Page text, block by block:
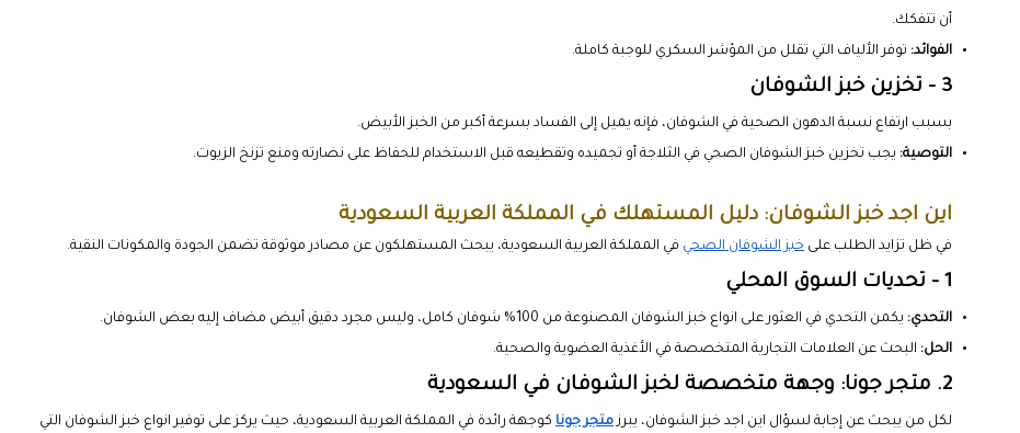
أن تتفكك.
الفوائد: توفر الألياف التي تقلل من المؤشر السكري للوجبة كاملة.
3 - تخزين خبز الشوفان
بسبب ارتفاع نسبة الدهون الصحية في الشوفان، فإنه يميل إلى الفساد بسرعة أكبر من الخبز الأبيض.
التوصية: يجب تخزين خبز الشوفان الصحي في الثلاجة أو تجميده وتقطيعه قبل الاستخدام للحفاظ على نضارته ومنع تزنخ الزيوت.
اين اجد خبز الشوفان: دليل المستهلك في المملكة العربية السعودية
في ظل تزايد الطلب على خبز الشوفان الصحي في المملكة العربية السعودية، يبحث المستهلكون عن مصادر موثوقة تضمن الجودة والمكونات النقية.
1 - تحديات السوق المحلي
التحدي: يكمن التحدي في العثور على انواع خبز الشوفان المصنوعة من 100% شوفان كامل، وليس مجرد دقيق أبيض مضاف إليه بعض الشوفان.
الحل: البحث عن العلامات التجارية المتخصصة في الأغذية العضوية والصحية.
2. متجر جونا: وجهة متخصصة لخبز الشوفان في السعودية
لكل من يبحث عن إجابة لسؤال اين اجد خبز الشوفان، يبرز متجر جونا كوجهة رائدة في المملكة العربية السعودية، حيث يركز على توفير انواع خبز الشوفان التي